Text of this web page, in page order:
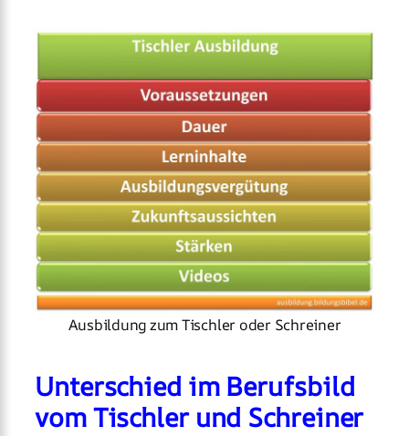
Ausbildung zum Tischler oder Schreiner
Unterschied im Berufsbild
vom Tischler und Schreiner